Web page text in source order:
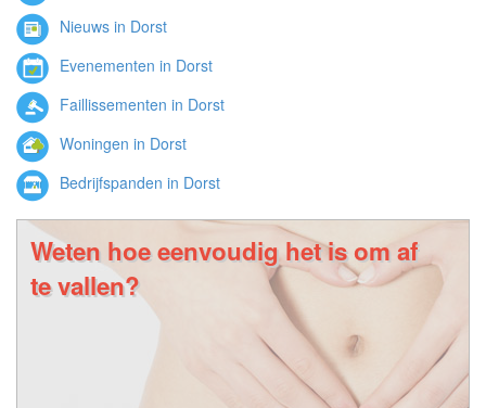
Nieuws in Dorst
Evenementen in Dorst
Faillissementen in Dorst
Woningen in Dorst
Bedrijfspanden in Dorst
Weten hoe eenvoudig het is om af
te vallen?